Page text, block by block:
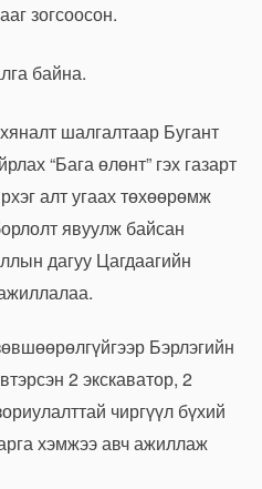
зогсоосон.
шалгалтаар Бугант
“Бага өлөнт” гэх газарт
алт угаах төхөөрөмж
явуулж байсан
дагуу Цагдаагийн
Бэрлэгийн
2 экскаватор, 2
чиргүүл бүхий
хэмжээ авч ажиллаж